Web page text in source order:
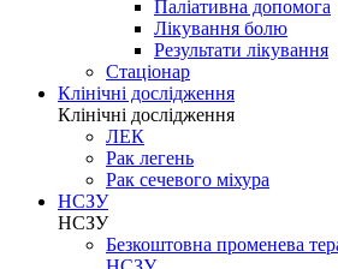
Паліативна допомога
Лікування болю
Результати лікування
Стаціонар
Клінічні дослідження
Клінічні дослідження
ЛЕК
Рак легень
Рак сечевого міхура
НСЗУ
НСЗУ
Безкоштовна променева